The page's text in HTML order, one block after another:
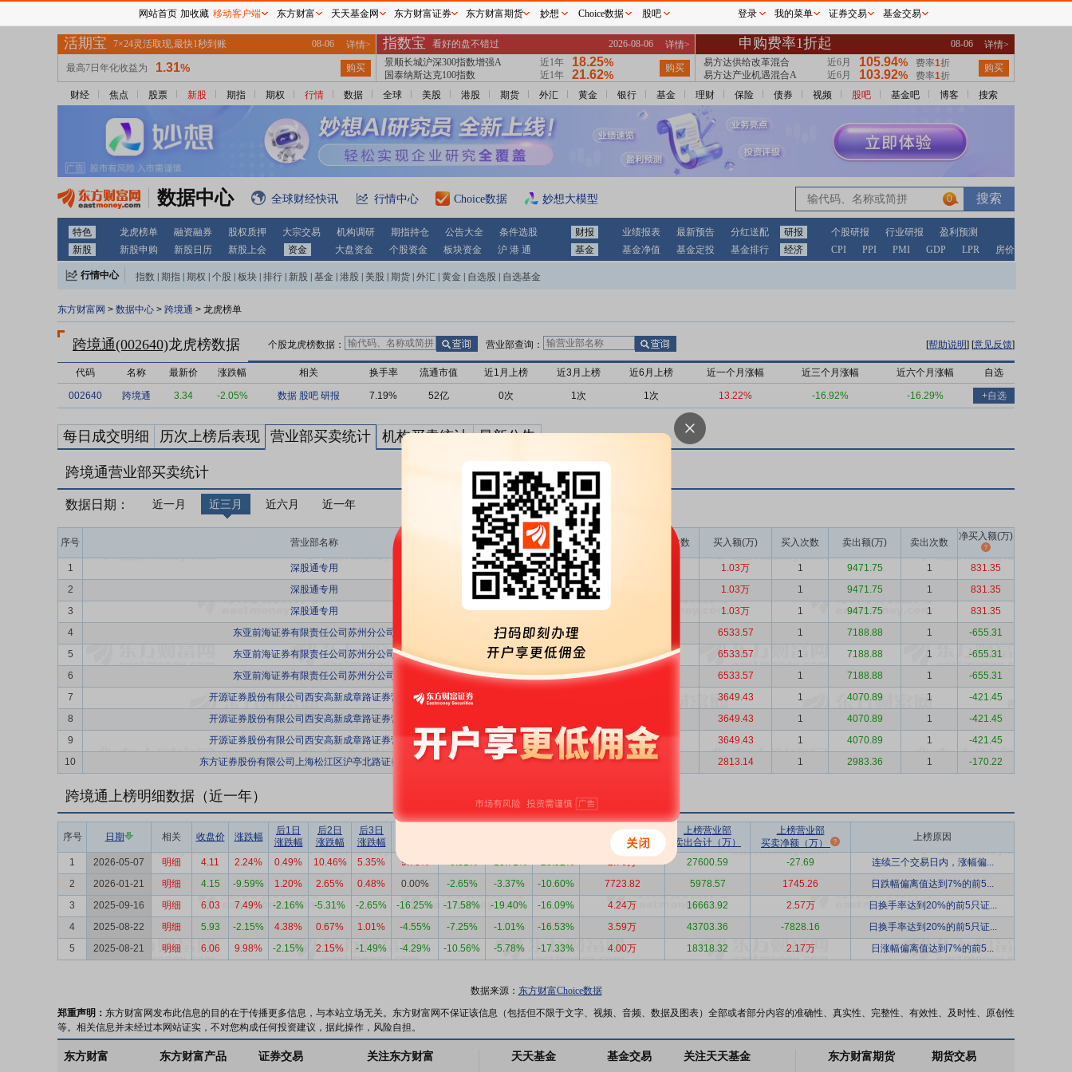
财经 焦点 股票 新股 期指 期权 行情 数据 全球 美股 港股 期货 外汇 黄金 银行 基金 理财 保险 债券 视频 股吧 基金吧 博客 搜索
数据中心 全球财经快讯 行情中心 Choice数据 妙想大模型 0
特色 龙虎榜单 融资融券 股权质押 大宗交易 机构调研 期指持仓 公告大全 条件选股 财报 业绩报表 最新预告 分红送配 研报 个股研报 行业研报
盈利预测
新股
新股申购 新股日历 新股上会 资金 大盘资金 个股资金 板块资金 沪 港 通 基金 基金净值 基金定投 基金排行 经济 CPI PPI PMI GDP LPR 房价
行情中心 指数 期指 期权 个股 板块 排行 新股 基金 港股 美股 期货 外汇 黄金 自选股 自选基金
东方财富网 > 数据中心 > 跨境通 > 龙虎榜单
跨境通(002640)龙虎榜数据 个股龙虎榜数据： 营业部查询： [帮助说明] [意见反馈]
代码 名称 最新价 涨跌幅 相关 换手率 流通市值 近1月上榜 近3月上榜 近6月上榜 近一个月涨幅 近三个月涨幅 近六个月涨幅 自选
002640 跨境通 3.34 -2.05% 数据 股吧 研报 7.19% 52亿 0次 1次 1次 13.22% -16.92% -16.29% +自选
每日成交明细 历次上榜后表现 营业部买卖统计 机构买卖统计 最新公告
跨境通营业部买卖统计
数据日期： 近一月 近三月 近六月 近一年
序号 营业部名称 龙虎榜成交金额(万) 上榜次数 买入额(万) 买入次数 卖出额(万) 卖出次数
净买入额(万)
1 深股通专用 1.98万 1.03万 1 9471.75 1
831.35
2
深股通专用 1.98万 1.03万 1 9471.75 1
831.35
3
深股通专用 1.98万 1.03万 1 9471.75 1
831.35
4
东亚前海证券有限责任公司苏州分公司 6533.57 1 7188.88 1
-655.31
5
东亚前海证券有限责任公司苏州分公司 1.37万 1 6533.57 1 7188.88 1
-655.31
6
东亚前海证券有限责任公司苏州分公司 1.37万 6533.57 1 7188.88 1
-655.31
7
开源证券股份有限公司西安高新成章路证券营业部 3649.43 1 4070.89 1
-421.45
8
开源证券股份有限公司西安高新成章路证券营业部 3649.43 1 4070.89 1
-421.45
9
开源证券股份有限公司西安高新成章路证券营业部 7720.32 3649.43 1 4070.89 1
-421.45
10
东方证券股份有限公司上海松江区沪亭北路证券营业部 5796.51 2813.14 1 2983.36 1 -170.22
跨境通上榜明细数据（近一年）
序号 日期 相关 收盘价 涨跌幅
后1日
涨跌幅
后2日
涨跌幅
后3日
涨跌幅
上榜营业部
买入合计（万）
上榜营业部
卖出合计（万）
上榜营业部
买卖净额（万）
上榜原因
1 2026-05-07 明细 4.11 2.24% 0.49% 10.46% 5.35% 9.73% -6.81% -10.71% -20.92% 2.76万 27600.59 -27.69
连续三个交易日内，涨幅偏...
2
2026-01-21 明细 4.15 -9.59% 1.20% 2.65% 0.48% 0.00% -2.65% -3.37% -10.60% 7723.82 5978.57 1745.26
日跌幅偏离值达到7%的前5...
3
2025-09-16 明细 6.03 7.49% -2.16% -5.31% -2.65% -16.25% -17.58% -19.40% -16.09% 4.24万 16663.92 2.57万
日换手率达到20%的前5只证...
4
2025-08-22 明细 5.93 -2.15% 4.38% 0.67% 1.01% -4.55% -7.25% -1.01% -16.53% 3.59万 43703.36 -7828.16
日换手率达到20%的前5只证...
5
2025-08-21 明细 6.06 9.98% -2.15% 2.15% -1.49% -4.29% -10.56% -5.78% -17.33% 4.00万 18318.32 2.17万 日涨幅偏离值达到7%的前5...
数据来源： 东方财富Choice数据
郑重声明： 东方财富网发布此信息的目的在于传播更多信息，与本站立场无关。东方财富网不保证该信息（包括但不限于文字、视频、音频、数据及图表）全部或者部分内容的准确性、真实性、完整性、有效性、及时性、原创性
等。相关信息并未经过本网站证实，不对您构成任何投资建议，据此操作，风险自担。
网站首页 加收藏 移动客户端 东方财富 天天基金网 东方财富证券 东方财富期货 妙想 Choice数据 股吧 登录 我的菜单 证券交易 基金交易